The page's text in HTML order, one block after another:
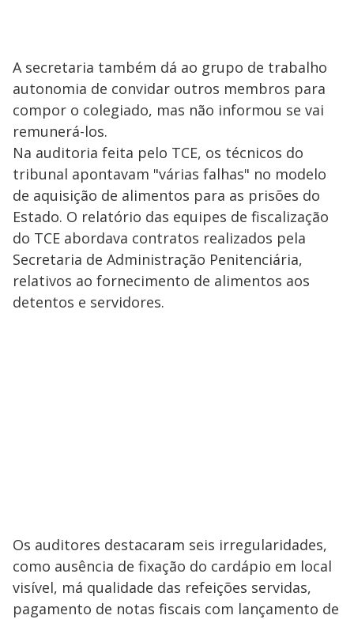
A secretaria também dá ao grupo de trabalho
autonomia de convidar outros membros para
compor o colegiado, mas não informou se vai
remunerá-los.
Na auditoria feita pelo TCE, os técnicos do
tribunal apontavam "várias falhas" no modelo
de aquisição de alimentos para as prisões do
Estado. O relatório das equipes de fiscalização
do TCE abordava contratos realizados pela
Secretaria de Administração Penitenciária,
relativos ao fornecimento de alimentos aos
detentos e servidores.
Os auditores destacaram seis irregularidades,
como ausência de fixação do cardápio em local
visível, má qualidade das refeições servidas,
pagamento de notas fiscais com lançamento de